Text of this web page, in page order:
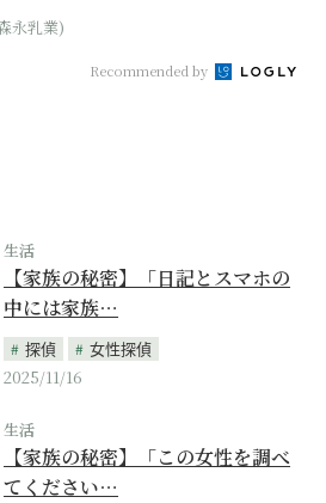
永乳業)
Recommended by
生活
【家族の秘密】「日記とスマホの
中には家族…
探偵
女性探偵
2025/11/16
生活
【家族の秘密】「この女性を調べ
てください…